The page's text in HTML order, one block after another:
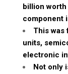
billion
component
This was
units,
electronic
Not only